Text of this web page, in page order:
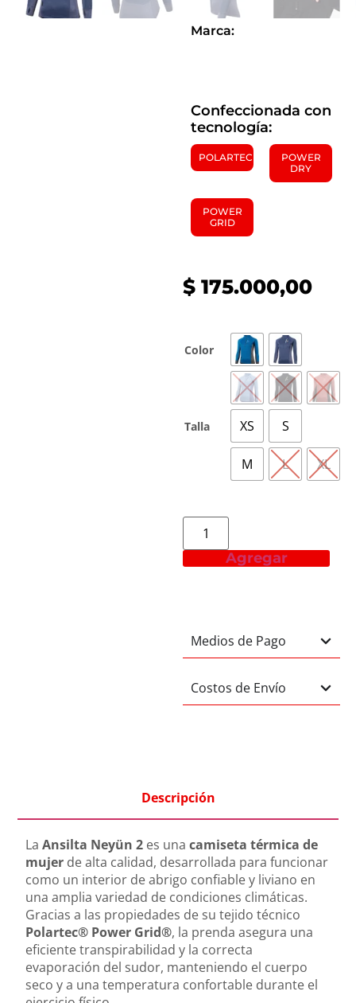
Marca:
Confeccionada con
tecnología:
POLARTEC
POWER
DRY
POWER
GRID
$ 175.000,00
Color
Talla XS S
M L XL
Agregar
Medios de Pago
Costos de Envío
Descripción
LaAnsilta Neyün 2 es unacamiseta térmica de
mujer de alta calidad, desarrollada para funcionar
como un interior de abrigo confiable y liviano en
una amplia variedad de condiciones climáticas.
Gracias a las propiedades de su tejido técnico
Polartec® Power Grid®, la prenda asegura una
eficiente transpirabilidad y la correcta
evaporación del sudor, manteniendo el cuerpo
seco y a una temperatura confortable durante el